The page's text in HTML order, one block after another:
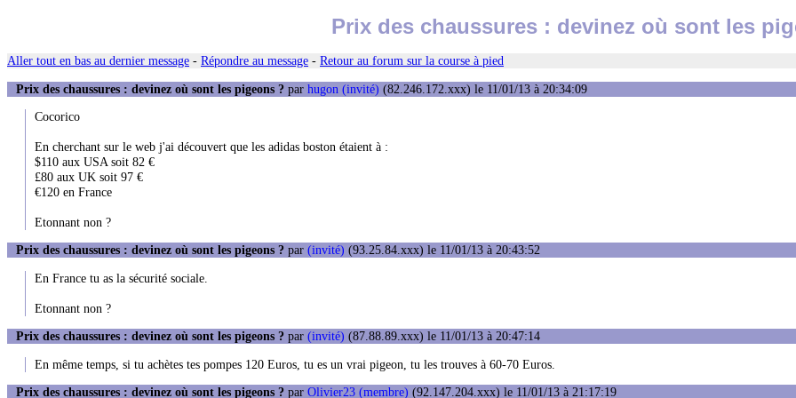
Prix des chaussures : devinez où sont les
Aller tout en bas au dernier message - Répondre au message - Retour au forum sur la course à pied
Prix des chaussures : devinez où sont les pigeons ? par hugon (invité) (82.246.172.xxx) le 11/01/13 à 20:34:09
Cocorico
En cherchant sur le web j'ai découvert que les adidas boston étaient à :
$110 aux USA soit 82 €
£80 aux UK soit 97 €
€120 en France
Etonnant non ?
Prix des chaussures : devinez où sont les pigeons ? par (invité) (93.25.84.xxx) le 11/01/13 à 20:43:52
En France tu as la sécurité sociale.
Etonnant non ?
Prix des chaussures : devinez où sont les pigeons ? par (invité) (87.88.89.xxx) le 11/01/13 à 20:47:14
En même temps, si tu achètes tes pompes 120 Euros, tu es un vrai pigeon, tu les trouves à 60-70 Euros.
Prix des chaussures : devinez où sont les pigeons ? par Olivier23 (membre) (92.147.204.xxx) le 11/01/13 à 21:17:19